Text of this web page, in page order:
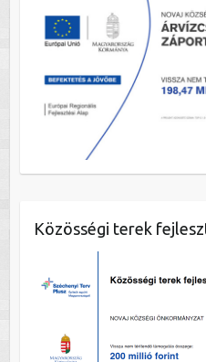
Közösségi terek